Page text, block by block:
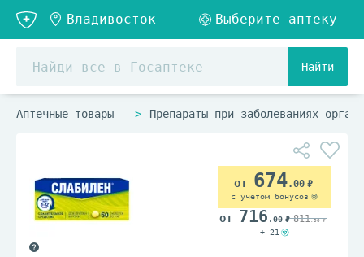
Найти
Аптечные товары Препараты при заболеваниях
674.00
с учетом бонусов
716 .00 811.00
+ 21